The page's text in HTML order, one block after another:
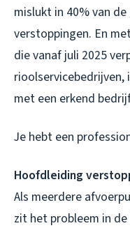
mislukt in 40% van
verstoppingen. En
die vanaf juli 2025
met een erkend
Je hebt een
Hoofdleiding
Als meerdere
zit het probleem in